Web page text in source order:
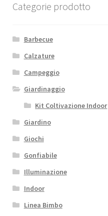
Categorie prodotto
Barbecue
Calzature
Campeggio
Giardinaggio
Kit Coltivazione Indoor
Giardino
Giochi
Gonfiabile
Illuminazione
Indoor
Linea Bimbo